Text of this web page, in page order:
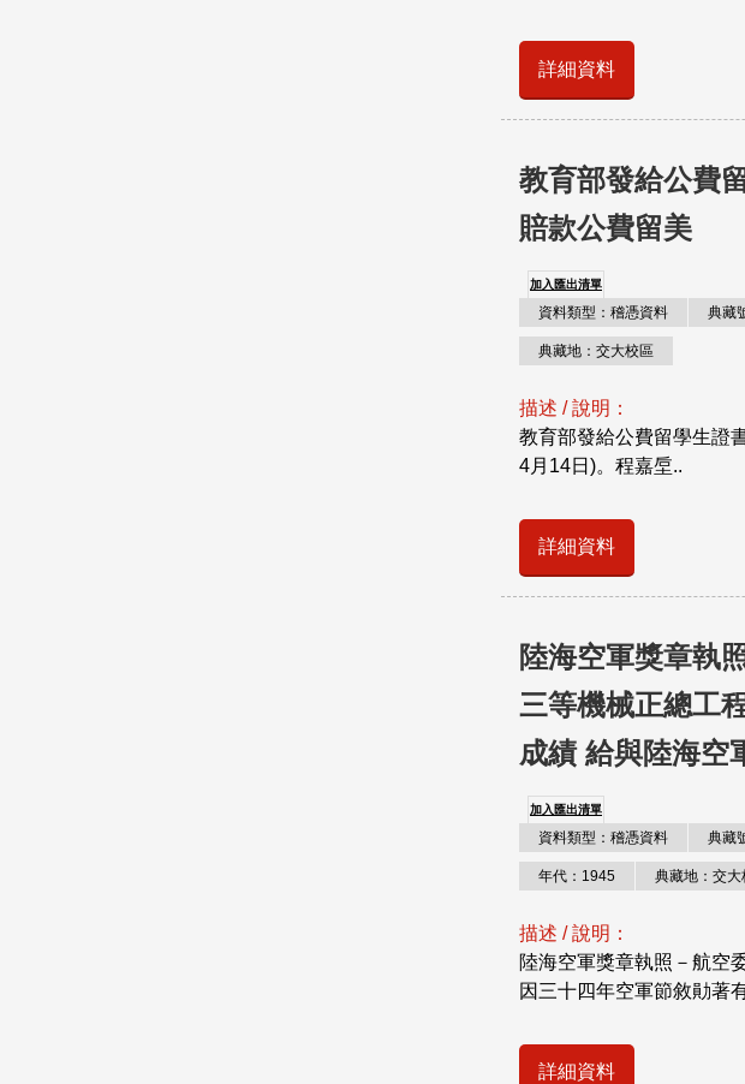
詳細資料
教育部發給公費
賠款公費留美
加入匯出清單
資料類型：稽憑資料 典藏
典藏地：交大校區
描述 / 說明：
教育部發給公費留學生證
4月14日)。程嘉垕..
詳細資料
陸海空軍獎章執
三等機械正總工
成績 給與陸海空
加入匯出清單
資料類型：稽憑資料 典藏
年代：1945 典藏地：交大
描述 / 說明：
陸海空軍獎章執照－航空
因三十四年空軍節敘勛著
詳細資料